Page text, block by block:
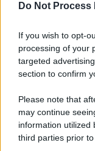
Do Not
If you wish to opt-
processing of your
targeted
section to confirm
Please note that
may continue
information utilized
third parties prior